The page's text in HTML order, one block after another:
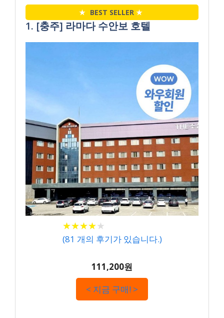
★ BEST SELLER ★
1. [충주] 라마다 수안보 호텔
★★★★★
★★★★★
(81 개의 후기가 있습니다.)
111,200원
< 지금 구매! >